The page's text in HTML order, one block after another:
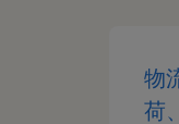
物
荷